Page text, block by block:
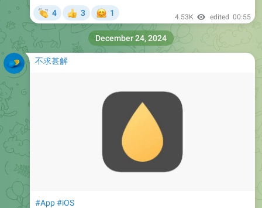
4 3
🤗
1 4.53K edited 00:55
不求甚解
#App#iOS
December 24, 2024